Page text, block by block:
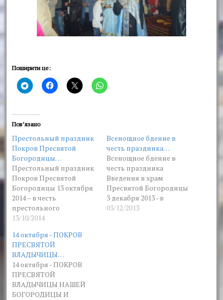
Поширити це:
Пов’язано
Престольный праздник
Покров Пресвятой
Богородицы…
Престольный праздник
Покров Пресвятой
Богородицы 13 октября
2014 – в честь
престольного
праздника Покрова
в Озерянском храме
было отслужено
всенощное бдение,
которое возглавил
митрополит
Харьковский и
Богодуховский
13/10/2014
Всенощное бдение в
честь праздника…
Всенощное бдение в
честь праздника
Введения в храм
Пресвятой Богородицы
3 декабря 2013 - в
Озерянском храме
03/12/2013
14 октября - ПОКРОВ
ПРЕСВЯТОЙ
ВЛАДЫЧИЦЫ…
14 октября - ПОКРОВ
ПРЕСВЯТОЙ
ВЛАДЫЧИЦЫ НАШЕЙ
БОГОРОДИЦЫ И